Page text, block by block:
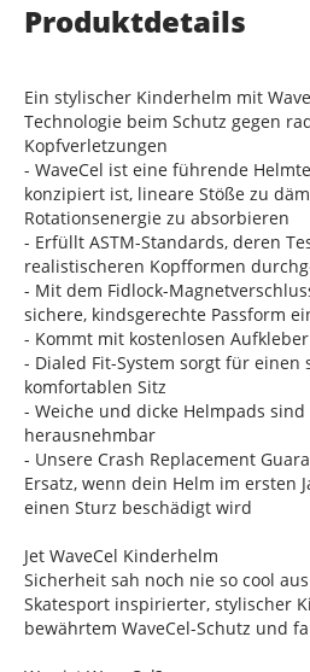
Produktdetails
Ein stylischer Kinderhelm mit
Technologie beim Schutz gegen
Kopfverletzungen
- WaveCel ist eine führende
konzipiert ist, lineare Stöße zu
Rotationsenergie zu absorbieren
- Erfüllt ASTM-Standards, deren
realistischeren Kopfformen
- Mit dem Fidlock-
sichere, kindsgerechte Passform
- Kommt mit kostenlosen
- Dialed Fit-System sorgt für einen
komfortablen Sitz
- Weiche und dicke Helmpads
herausnehmbar
- Unsere Crash Replacement
Ersatz, wenn dein Helm im ersten
einen Sturz beschädigt wird
Jet WaveCel Kinderhelm
Sicherheit sah noch nie so cool
Skatesport inspirierter, stylischer
bewährtem WaveCel-Schutz und